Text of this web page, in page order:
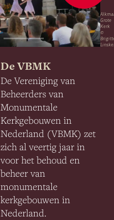
Grote
Kerk
©
De VBMK
De Vereniging van
Beheerders van
Monumentale
Kerkgebouwen in
Nederland (VBMK) zet
zich al veertig jaar in
voor het behoud en
beheer van
monumentale
kerkgebouwen in
Nederland.